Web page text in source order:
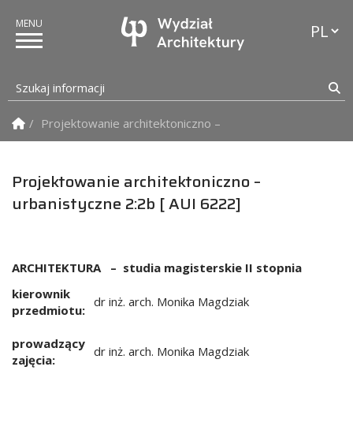
Szukaj informacji
Strona Główna
Projektowanie architektoniczno – urbanistyczne 2:2b [
Projektowanie architektoniczno –
urbanistyczne 2:2b [ AUI 6222]
ARCHITEKTURA – studia magisterskie II stopnia
kierownik
przedmiotu:
dr inż. arch. Monika Magdziak
prowadzący
zajęcia:
dr inż. arch. Monika Magdziak